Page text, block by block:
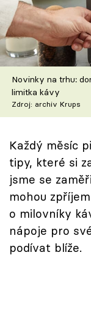
Škola vaření
Recepty z
Speciál:
Těhotnej
Sledujte
Přihlášení
Sledujte nás
Novinky na trhu:
limitka kávy
Zdroj: archiv Krups
Každý měsíc
tipy, které si
jsme se
mohou
o milovníky
nápoje pro
podívat blíže.